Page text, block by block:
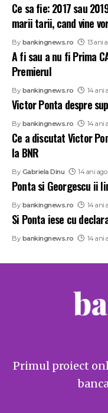
Ce sa fie: 2017 sau
marii tarii, cand vine
By bankingnews.ro 13 ani
A fi sau a nu fi Prima
Premierul
By bankingnews.ro 14 ani
Victor Ponta despre
By bankingnews.ro 14 ani
Ce a discutat Victor
la BNR
By Gabriela Dinu 14 ani ago
Ponta si Georgescu ii
By bankingnews.ro 14 ani
Si Ponta iese cu
By bankingnews.ro 14 ani
Primul proiect